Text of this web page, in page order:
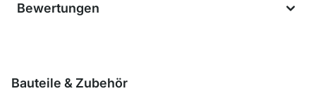
Bewertungen
Bauteile & Zubehör